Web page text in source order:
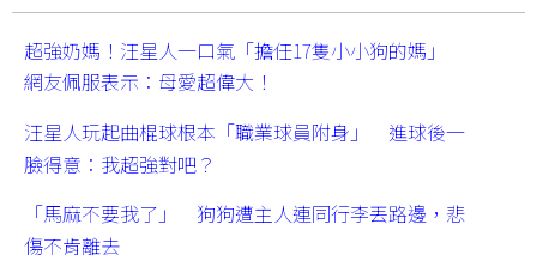
超強奶媽！汪星人一口氣「擔任17隻小小狗的媽」
網友佩服表示：母愛超偉大！
汪星人玩起曲棍球根本「職業球員附身」 進球後一
臉得意：我超強對吧？
「馬麻不要我了」 狗狗遭主人連同行李丟路邊，悲
傷不肯離去